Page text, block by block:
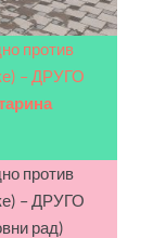
против
– ДРУГО
против
– ДРУГО
рад)